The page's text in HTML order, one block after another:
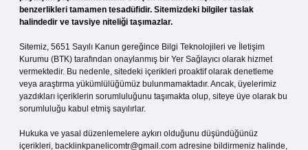
benzerlikleri tamamen tesadüfidir. Sitemizdeki bilgiler taslak
halindedir ve tavsiye niteliği taşımazlar.
Sitemiz, 5651 Sayılı Kanun gereğince Bilgi Teknolojileri ve İletişim
Kurumu (BTK) tarafından onaylanmış bir Yer Sağlayıcı olarak hizmet
vermektedir. Bu nedenle, sitedeki içerikleri proaktif olarak denetleme
veya araştırma yükümlülüğümüz bulunmamaktadır. Ancak, üyelerimiz
yazdıkları içeriklerin sorumluluğunu taşımakta olup, siteye üye olarak bu
sorumluluğu kabul etmiş sayılırlar.
Hukuka ve yasal düzenlemelere aykırı olduğunu düşündüğünüz
içerikleri, backlinkpanelicomtr@gmail.com adresine bildirmeniz halinde,